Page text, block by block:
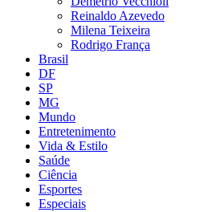
Reinaldo Azevedo
Milena Teixeira
Rodrigo França
Brasil
DF
SP
MG
Mundo
Entretenimento
Vida & Estilo
Saúde
Ciência
Esportes
Especiais